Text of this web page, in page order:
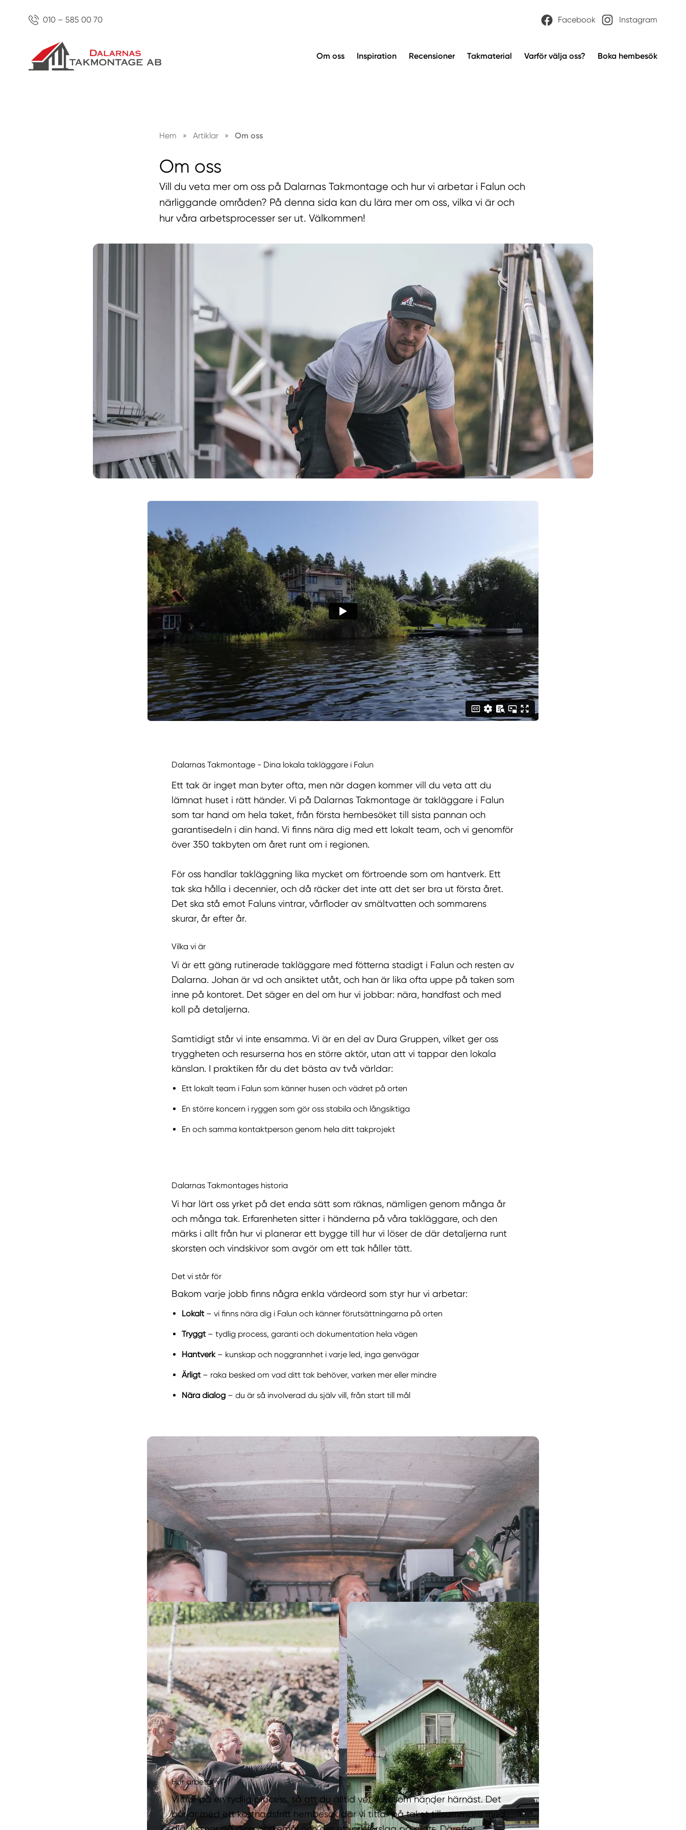
010 – 585 00 70 Facebook Instagram
Om oss Inspiration Recensioner Takmaterial Varför välja oss? Boka hembesök
Hem » Artiklar » Om oss
Om oss
Vill du veta mer om oss på Dalarnas Takmontage och hur vi arbetar i Falun och
närliggande områden? På denna sida kan du lära mer om oss, vilka vi är och
hur våra arbetsprocesser ser ut. Välkommen!
Dalarnas Takmontage - Dina lokala takläggare i Falun
Ett tak är inget man byter ofta, men när dagen kommer vill du veta att du
lämnat huset i rätt händer. Vi på Dalarnas Takmontage är takläggare i Falun
som tar hand om hela taket, från första hembesöket till sista pannan och
garantisedeln i din hand. Vi finns nära dig med ett lokalt team, och vi genomför
över 350 takbyten om året runt om i regionen.
För oss handlar takläggning lika mycket om förtroende som om hantverk. Ett
tak ska hålla i decennier, och då räcker det inte att det ser bra ut första året.
Det ska stå emot Faluns vintrar, vårfloder av smältvatten och sommarens
skurar, år efter år.
Vilka vi är
Vi är ett gäng rutinerade takläggare med fötterna stadigt i Falun och resten av
Dalarna. Johan är vd och ansiktet utåt, och han är lika ofta uppe på taken som
inne på kontoret. Det säger en del om hur vi jobbar: nära, handfast och med
koll på detaljerna.
Samtidigt står vi inte ensamma. Vi är en del av Dura Gruppen, vilket ger oss
tryggheten och resurserna hos en större aktör, utan att vi tappar den lokala
känslan. I praktiken får du det bästa av två världar:
Ett lokalt team i Falun som känner husen och vädret på orten
En större koncern i ryggen som gör oss stabila och långsiktiga
En och samma kontaktperson genom hela ditt takprojekt
Dalarnas Takmontages historia
Vi har lärt oss yrket på det enda sätt som räknas, nämligen genom många år
och många tak. Erfarenheten sitter i händerna på våra takläggare, och den
märks i allt från hur vi planerar ett bygge till hur vi löser de där detaljerna runt
skorsten och vindskivor som avgör om ett tak håller tätt.
Det vi står för
Bakom varje jobb finns några enkla värdeord som styr hur vi arbetar:
Lokalt – vi finns nära dig i Falun och känner förutsättningarna på orten
Tryggt – tydlig process, garanti och dokumentation hela vägen
Hantverk– kunskap och noggrannhet i varje led, inga genvägar
Ärligt – raka besked om vad ditt tak behöver, varken mer eller mindre
Nära dialog – du är så involverad du själv vill, från start till mål
Hur arbetar vi?
Vi tror på en tydlig process, så att du alltid vet vad som händer härnäst. Det
börjar med ett kostnadsfritt hembesök där vi tittar på taket tillsammans med